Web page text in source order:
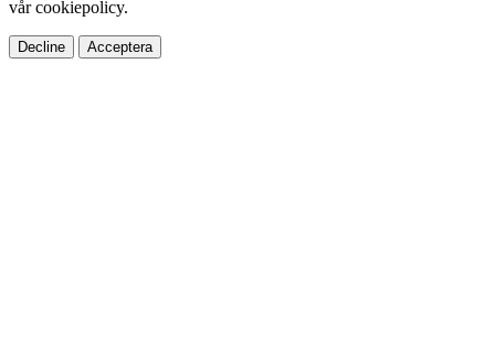
vår cookiepolicy.
Decline Acceptera